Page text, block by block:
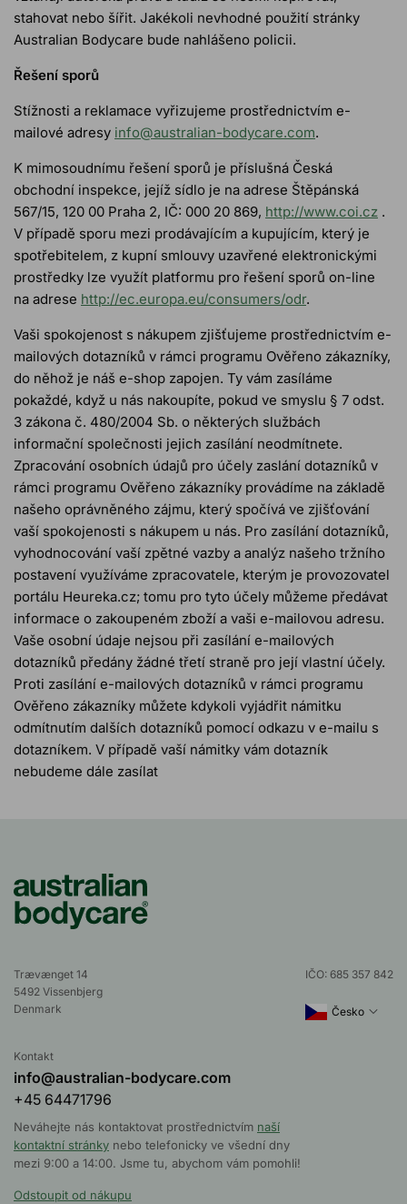
stahovat nebo šířit. Jakékoli nevhodné použití stránky
Australian Bodycare bude nahlášeno policii.
Řešení sporů
Stížnosti a reklamace vyřizujeme prostřednictvím e-
mailové adresy info@australian-bodycare.com.
K mimosoudnímu řešení sporů je příslušná Česká
obchodní inspekce, jejíž sídlo je na adrese Štěpánská
567/15, 120 00 Praha 2, IČ: 000 20 869, http://www.coi.cz .
V případě sporu mezi prodávajícím a kupujícím, který je
spotřebitelem, z kupní smlouvy uzavřené elektronickými
prostředky lze využít platformu pro řešení sporů on-line
na adrese http://ec.europa.eu/consumers/odr.
Vaši spokojenost s nákupem zjišťujeme prostřednictvím e-
mailových dotazníků v rámci programu Ověřeno zákazníky,
do něhož je náš e-shop zapojen. Ty vám zasíláme
pokaždé, když u nás nakoupíte, pokud ve smyslu § 7 odst.
3 zákona č. 480/2004 Sb. o některých službách
informační společnosti jejich zasílání neodmítnete.
Zpracování osobních údajů pro účely zaslání dotazníků v
rámci programu Ověřeno zákazníky provádíme na základě
našeho oprávněného zájmu, který spočívá ve zjišťování
vaší spokojenosti s nákupem u nás. Pro zasílání dotazníků,
vyhodnocování vaší zpětné vazby a analýz našeho tržního
postavení využíváme zpracovatele, kterým je provozovatel
portálu Heureka.cz; tomu pro tyto účely můžeme předávat
informace o zakoupeném zboží a vaši e-mailovou adresu.
Vaše osobní údaje nejsou při zasílání e-mailových
dotazníků předány žádné třetí straně pro její vlastní účely.
Proti zasílání e-mailových dotazníků v rámci programu
Ověřeno zákazníky můžete kdykoli vyjádřit námitku
odmítnutím dalších dotazníků pomocí odkazu v e-mailu s
dotazníkem. V případě vaší námitky vám dotazník
nebudeme dále zasílat
Trævænget 14
5492 Vissenbjerg
Denmark
IČO: 685 357 842
Česko
Kontakt
info@australian-bodycare.com
+45 64471796
Neváhejte nás kontaktovat prostřednictvím naší
kontaktní stránky nebo telefonicky ve všední dny
mezi 9:00 a 14:00. Jsme tu, abychom vám pomohli!
Odstoupit od nákupu